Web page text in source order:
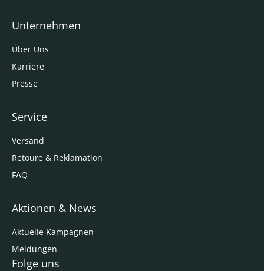
Unternehmen
Über Uns
Karriere
Presse
Service
Versand
Retoure & Reklamation
FAQ
Aktionen & News
Aktuelle Kampagnen
Meldungen
Folge uns